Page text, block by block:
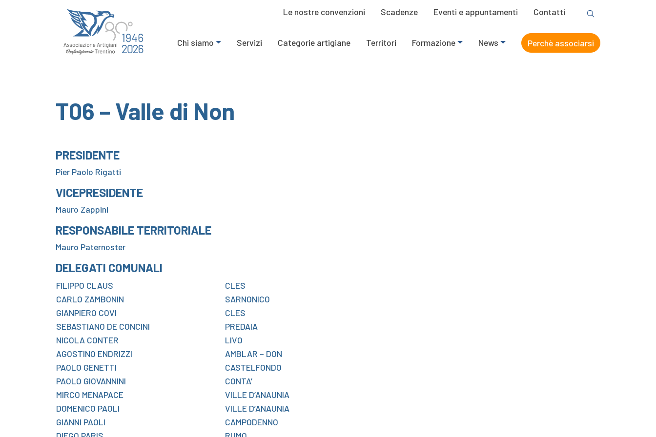
Le nostre convenzioni Scadenze Eventi e appuntamenti Contatti
Chi siamo Servizi Categorie artigiane Territori Formazione News Perchè associarsi
T06 – Valle di Non
PRESIDENTE
Pier Paolo Rigatti
VICEPRESIDENTE
Mauro Zappini
RESPONSABILE TERRITORIALE
Mauro Paternoster
DELEGATI COMUNALI
FILIPPO CLAUS
CLES
CARLO ZAMBONIN
SARNONICO
GIANPIERO COVI
CLES
SEBASTIANO DE CONCINI
PREDAIA
NICOLA CONTER
LIVO
AGOSTINO ENDRIZZI
AMBLAR – DON
PAOLO GENETTI
CASTELFONDO
PAOLO GIOVANNINI
CONTA’
MIRCO MENAPACE
VILLE D’ANAUNIA
DOMENICO PAOLI
VILLE D’ANAUNIA
GIANNI PAOLI
CAMPODENNO